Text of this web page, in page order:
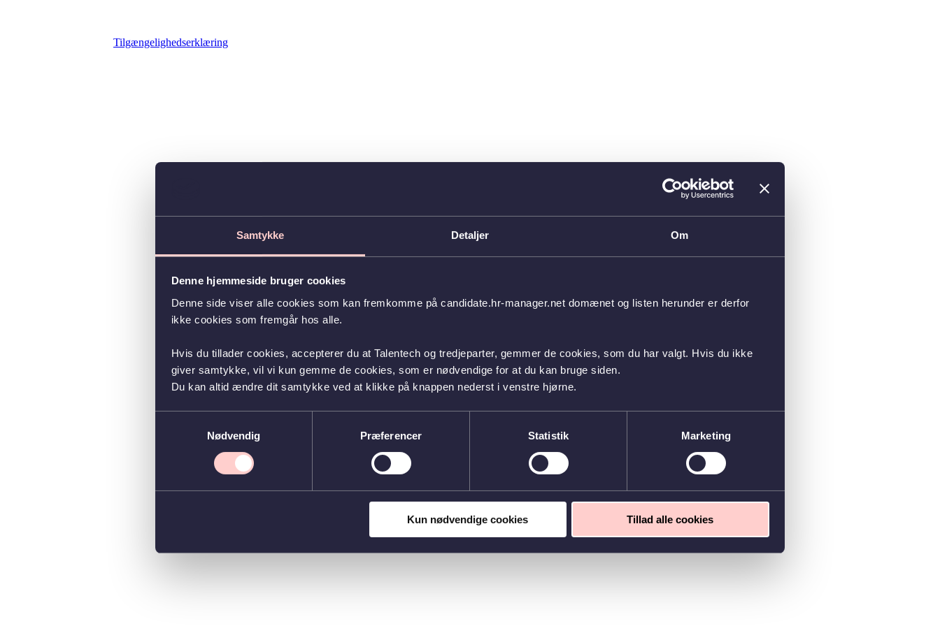
Samtykke Detaljer Om
Denne hjemmeside bruger cookies
Denne side viser alle cookies som kan fremkomme på candidate.hr-manager.net domænet og listen herunder er derfor
ikke cookies som fremgår hos alle.
Hvis du tillader cookies, accepterer du at Talentech og tredjeparter, gemmer de cookies, som du har valgt. Hvis du ikke
giver samtykke, vil vi kun gemme de cookies, som er nødvendige for at du kan bruge siden.
Du kan altid ændre dit samtykke ved at klikke på knappen nederst i venstre hjørne.
Nødvendig
Præferencer Statistik Marketing
Kun nødvendige cookies Tillad alle cookies
Tilgængelighedserklæring